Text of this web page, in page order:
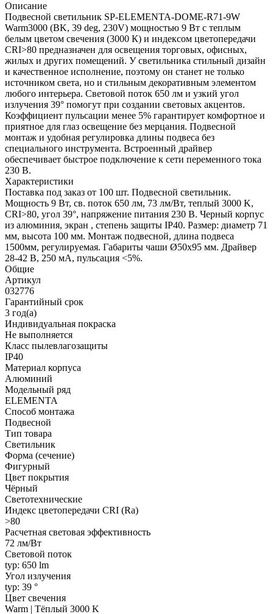
Описание
Подвесной светильник SP-ELEMENTA-DOME-R71-9W
Warm3000 (BK, 39 deg, 230V) мощностью 9 Вт с теплым
белым цветом свечения (3000 К) и индексом цветопередачи
CRI>80 предназначен для освещения торговых, офисных,
жилых и других помещений. У светильника стильный дизайн
и качественное исполнение, поэтому он станет не только
источником света, но и стильным декоративным элементом
любого интерьера. Световой поток 650 лм и узкий угол
излучения 39° помогут при создании световых акцентов.
Коэффициент пульсации менее 5% гарантирует комфортное и
приятное для глаз освещение без мерцания. Подвесной
монтаж и удобная регулировка длины подвеса без
специального инструмента. Встроенный драйвер
обеспечивает быстрое подключение к сети переменного тока
230 В.
Характеристики
Поставка под заказ от 100 шт. Подвесной светильник.
Мощность 9 Вт, св. поток 650 лм, 73 лм/Вт, теплый 3000 K,
CRI>80, угол 39°, напряжение питания 230 В. Черный корпус
из алюминия, экран , степень защиты IP40. Размер: диаметр 71
мм, высота 100 мм. Монтаж подвесной, длина подвеса
1500мм, регулируемая. Габариты чаши Ø50x95 мм. Драйвер
28-42 В, 250 мА, пульсация <5%.
Общие
Артикул
032776
Гарантийный срок
3 год(а)
Индивидуальная покраска
Не выполняется
Класс пылевлагозащиты
IP40
Материал корпуса
Алюминий
Модельный ряд
ELEMENTA
Способ монтажа
Подвесной
Тип товара
Светильник
Форма (сечение)
Фигурный
Цвет покрытия
Чёрный
Светотехнические
Индекс цветопередачи CRI (Ra)
>80
Расчетная световая эффективность
72 лм/Вт
Световой поток
typ: 650 lm
Угол излучения
typ: 39 °
Цвет свечения
Warm | Тёплый 3000 K